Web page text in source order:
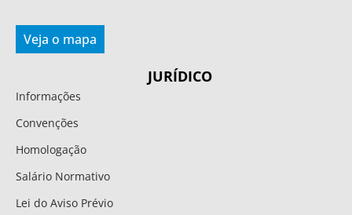
Veja o mapa
JURÍDICO
Informações
Convenções
Homologação
Salário Normativo
Lei do Aviso Prévio